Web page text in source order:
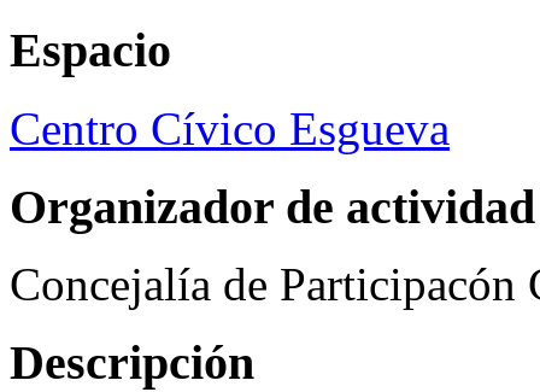
Espacio
Centro Cívico Esgueva
Organizador de actividad
Concejalía de Participacón
Descripción